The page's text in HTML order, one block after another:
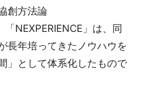
創方法論
「NEXPERIENCE」は、同
長年培ってきたノウハウを
」として体系化したもので